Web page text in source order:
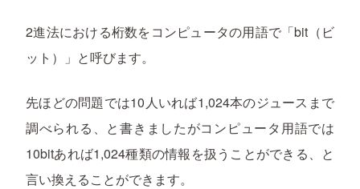
2進法における桁数をコンピュータの用語で「bit（ビ
ット）」と呼びます。
先ほどの問題では10人いれば1,024本のジュースまで
調べられる、と書きましたがコンピュータ用語では
10bitあれば1,024種類の情報を扱うことができる、と
言い換えることができます。